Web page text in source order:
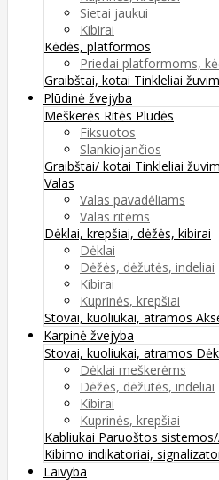
Sietai jaukui
Kibirai
Kėdės, platformos
Priedai platformoms,
Graibštai, kotai Tinkleliai
Plūdinė žvejyba
Meškerės Ritės Plūdės
Fiksuotos
Slankiojančios
Graibštai/ kotai Tinkleliai
Valas
Valas pavadėliams
Valas ritėms
Dėklai, krepšiai, dėžės, kibirai
Dėklai
Dėžės, dėžutės, indeliai
Kibirai
Kuprinės, krepšiai
Stovai, kuoliukai, atramos
Karpinė žvejyba
Stovai, kuoliukai, atramos
Dėklai meškerėms
Dėžės, dėžutės, indeliai
Kibirai
Kuprinės, krepšiai
Kabliukai Paruoštos
Kibimo indikatoriai,
Laivyba